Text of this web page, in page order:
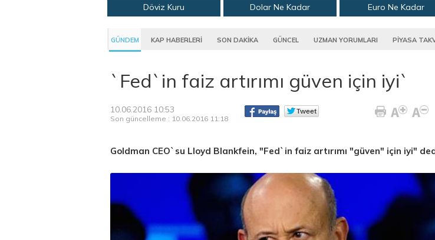
Döviz Kuru Dolar Ne Kadar Euro Ne Kadar
GÜNDEM KAP HABERLERİ SON DAKİKA GÜNCEL UZMAN YORUMLARI PİYASA
`Fed`in faiz artırımı güven için iyi`
10.06.2016 10:53
Son güncelleme : 10.06.2016 11:18
Goldman CEO`su Lloyd Blankfein, "Fed`in faiz artırımı "güven" için iyi"